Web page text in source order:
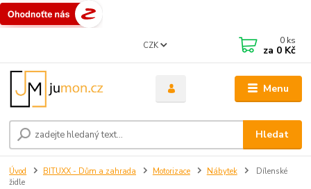
Menu
CZK
Hledat
0 ks
za 0 Kč
Úvod BITUXX - Dům a zahrada Motorizace Nábytek
Dílenské
židle